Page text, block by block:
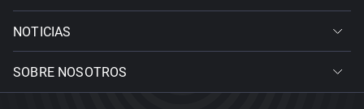
NOTICIAS
SOBRE NOSOTROS